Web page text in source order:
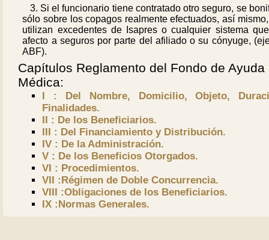
3. Si el funcionario tiene contratado otro seguro, se
sólo sobre los copagos realmente efectuados, así
utilizan excedentes de Isapres o cualquier sistema
afecto a seguros por parte del afiliado o su cónyuge,
ABF).
Capítulos Reglamento del Fondo de Ayuda
Médica:
I : Del Nombre, Domicilio, Objeto,
Finalidades.
II : De los Beneficiarios.
III : Del Financiamiento y Distribución.
IV : De la Administración.
V : De los Beneficios Otorgados.
VI : Procedimientos.
VII :Régimen de Doble Concurrencia.
VIII :Obligaciones de los Beneficiarios.
IX :Normas Generales.